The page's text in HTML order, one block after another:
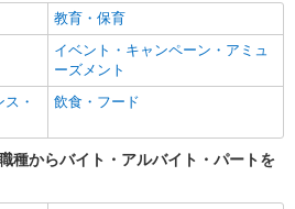
円
名古屋市中川区／最寄駅：黄金（愛知
名古屋駅 バス停：小栗橋近く ≪車通
詳細を見る
教育・保育
イベント・キャンペーン・アミュ
ーズメント
・
飲食・フード
種からバイト・アルバイト・パートを